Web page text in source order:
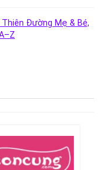
Đường Mẹ & Bé,